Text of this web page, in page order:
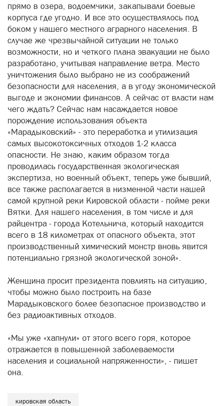
прямо в озера, водоемчики, закапывали боевые
корпуса где угодно. И все это осуществлялось под
боком у нашего местного аграрного населения. В
случае же чрезвычайной ситуации не только
возможности, но и четкого плана эвакуации не было
разработано, учитывая направление ветра. Место
уничтожения было выбрано не из соображений
безопасности для населения, а в угоду экономической
выгоде и экономии финансов. А сейчас от власти нам
чего ждать? Сейчас нам насаждается новое
порождение использования объекта
«Марадыковский» - это переработка и утилизация
самых высокотоксичных отходов 1-2 класса
опасности. Не знаю, каким образом тогда
проводилась государственная экологическая
экспертиза, но военный объект, теперь уже бывший,
все также располагается в низменной части нашей
самой крупной реки Кировской области - пойме реки
Вятки. Для нашего населения, в том числе и для
райцентра - города Котельнича, который находится
всего в 18 километрах от опасного объекта, этот
производственный химический монстр вновь явится
потенциально грязной экологической зоной».
Женщина просит президента повлиять на ситуацию,
чтобы можно было построить на базе
Марадыковского более безопасное производство и
без радиоактивных отходов.
«Мы уже «хапнули» от этого всего горя, которое
отражается в повышенной заболеваемости
населения и социальной напряженности», - пишет
она.
кировская область